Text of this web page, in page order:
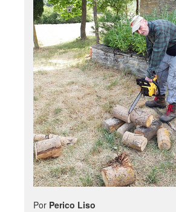
Por Perico Liso